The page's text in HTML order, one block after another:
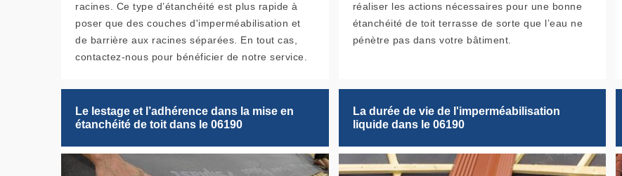
racines. Ce type d’étanchéité est plus rapide à
poser que des couches d'imperméabilisation et
de barrière aux racines séparées. En tout cas,
contactez-nous pour bénéficier de notre service.
réaliser les actions nécessaires pour une bonne
étanchéité de toit terrasse de sorte que l’eau ne
pénètre pas dans votre bâtiment.
Le lestage et l’adhérence dans la mise en
étanchéité de toit dans le 06190
La durée de vie de l'imperméabilisation
liquide dans le 06190